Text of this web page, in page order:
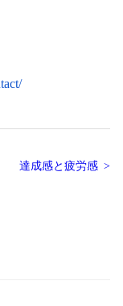
達成感と疲労感